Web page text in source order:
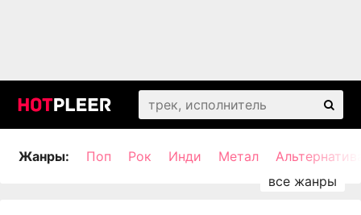
Жанры: Поп Рок Инди Метал